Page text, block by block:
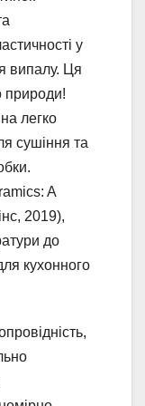
у
випалу. Ця
природи!
легко
сушіння та
A
2019),
до
кухонного